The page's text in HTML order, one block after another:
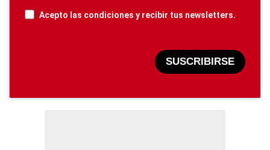
Acepto las condiciones y recibir tus newsletters.
SUSCRIBIRSE